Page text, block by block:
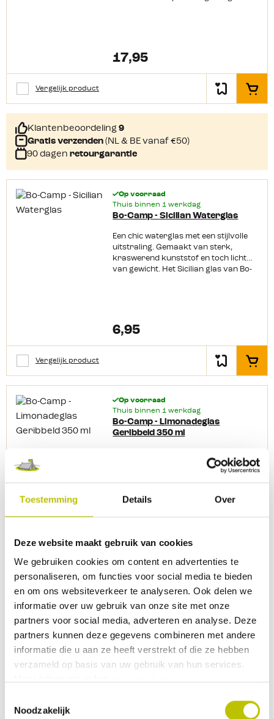
Toestemming Details Over
Deze website maakt gebruik van cookies
We gebruiken cookies om content en advertenties te
personaliseren, om functies voor social media te bieden
en om ons websiteverkeer te analyseren. Ook delen we
informatie over uw gebruik van onze site met onze
partners voor social media, adverteren en analyse. Deze
partners kunnen deze gegevens combineren met andere
informatie die u aan ze heeft verstrekt of die ze hebben
verzameld op basis van uw gebruik van hun services.
Noodzakelijk
17,95
Vergelijk product In het
Klantenbeoordeling 9
Gratis verzenden (NL & BE vanaf €50)
90 dagen retourgarantie
Op voorraad
Thuis binnen 1 werkdag
Bo-Camp - Sicilian Waterglas
Een chic waterglas met een stijlvolle
uitstraling. Gemaakt van sterk,
kraswerend kunststof en toch licht
van gewicht. Het Sicilian glas van Bo-
werend Lichtgewicht Vaatwasmachin
ebestendig BPA-vrij Chique en speelse
uitstraling
6,95
Vergelijk product In het
Op voorraad
Thuis binnen 1 werkdag
Bo-Camp - Limonadeglas
Geribbeld 350 ml
Geribbeld Limonadeglas van Bo-
onbreekbaar maakt. Staat mooi op
thuis, want hij is ook nog eens
Productkenmerken: Transparant
BPA-vrij Inhoud: 350 ml Kraswerend
Vaatwasser bestendig Vrijwel
graden
6,95
Vergelijk product In het
Op voorraad
Bo-Camp - Bierglas 360 ml
Stijlvol en vrijwel onbreekbaar: het
Bierglas van Bo-Camp. Gemaakt van
100% polycarbonaat, kraswerend,